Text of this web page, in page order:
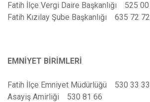
Fatih İlçe Vergi Daire Başkanlığı 525
Fatih Kızılay Şube Başkanlığı 635 72 72
EMNİYET BİRİMLERİ
Fatih İlçe Emniyet Müdürlüğü 530 33
Asayiş Amirliği 530 81 66